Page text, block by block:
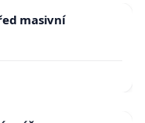
masivní